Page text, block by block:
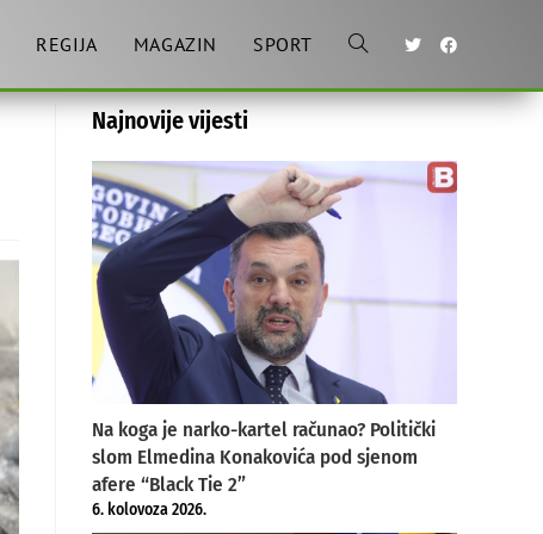
REGIJA MAGAZIN SPORT Toggle
Najnovije vijesti
Na koga je narko-kartel računao? Politički
slom Elmedina Konakovića pod sjenom
afere “Black Tie 2”
6. kolovoza 2026.